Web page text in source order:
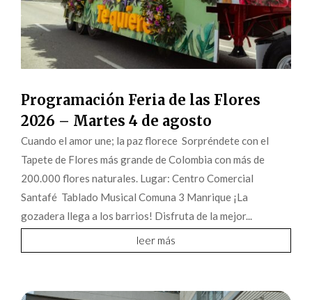
Programación Feria de las Flores
2026 – Martes 4 de agosto
Cuando el amor une; la paz florece Sorpréndete con el
Tapete de Flores más grande de Colombia con más de
200.000 flores naturales. Lugar: Centro Comercial
Santafé Tablado Musical Comuna 3 Manrique ¡La
gozadera llega a los barrios! Disfruta de la mejor...
leer más